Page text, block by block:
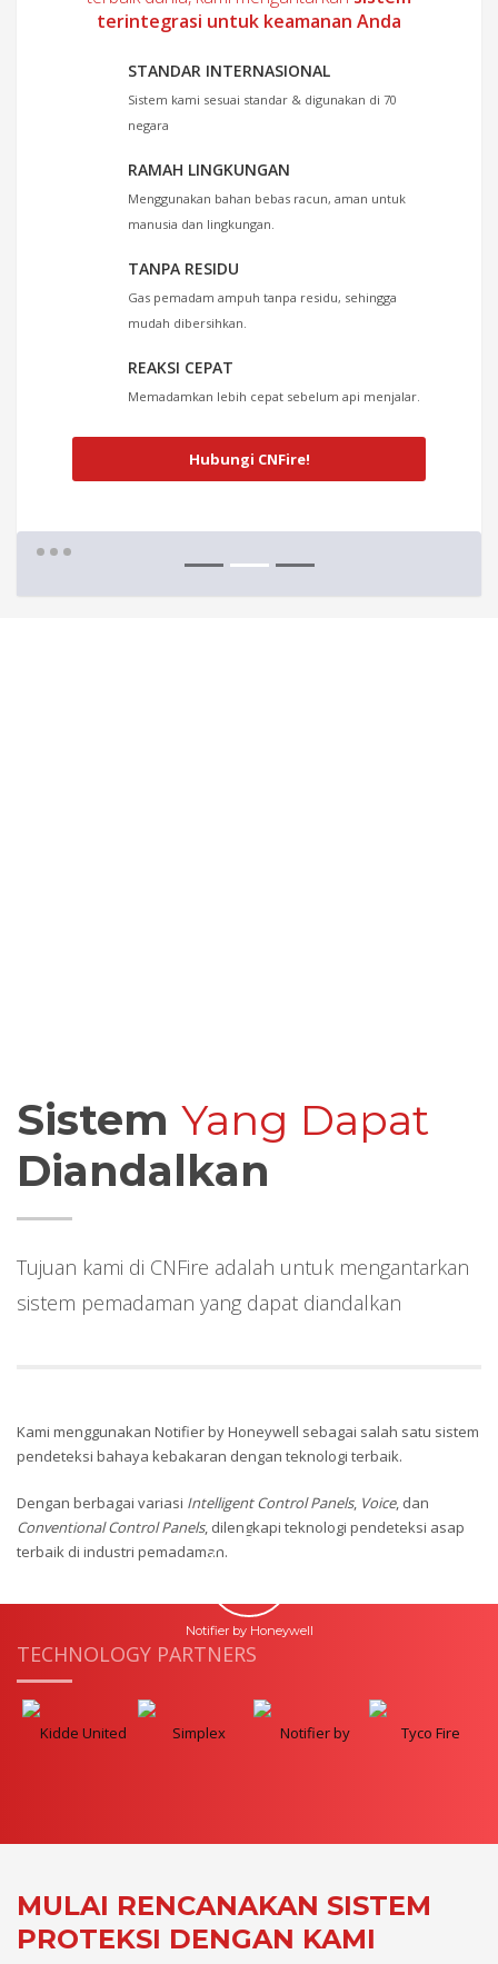
terintegrasi untuk keamanan Anda
STANDAR INTERNASIONAL
Sistem kami sesuai standar & digunakan di 70
negara
RAMAH LINGKUNGAN
Menggunakan bahan bebas racun, aman untuk
manusia dan lingkungan.
TANPA RESIDU
Gas pemadam ampuh tanpa residu, sehingga
mudah dibersihkan.
REAKSI CEPAT
Memadamkan lebih cepat sebelum api menjalar.
Hubungi CNFire!
Sistem Yang Dapat
Diandalkan
Tujuan kami di CNFire adalah untuk mengantarkan
sistem pemadaman yang dapat diandalkan
Kami menggunakan Notifier by Honeywell sebagai salah satu sistem
pendeteksi bahaya kebakaran dengan teknologi terbaik.
Dengan berbagai variasi Intelligent Control Panels, Voice, dan
Conventional Control Panels, dilengkapi teknologi pendeteksi asap
terbaik di industri pemadaman.
Notifier by Honeywell
TECHNOLOGY PARTNERS
MULAI RENCANAKAN SISTEM
PROTEKSI DENGAN KAMI